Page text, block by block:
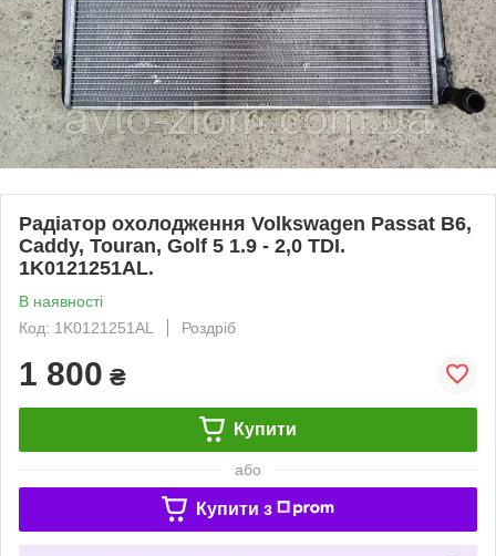
Радіатор охолодження Volkswagen Passat B6,
Caddy, Touran, Golf 5 1.9 - 2,0 TDI.
1K0121251AL.
В наявності
Код: 1K0121251AL
Роздріб
1 800 ₴
Купити
або
Купити з